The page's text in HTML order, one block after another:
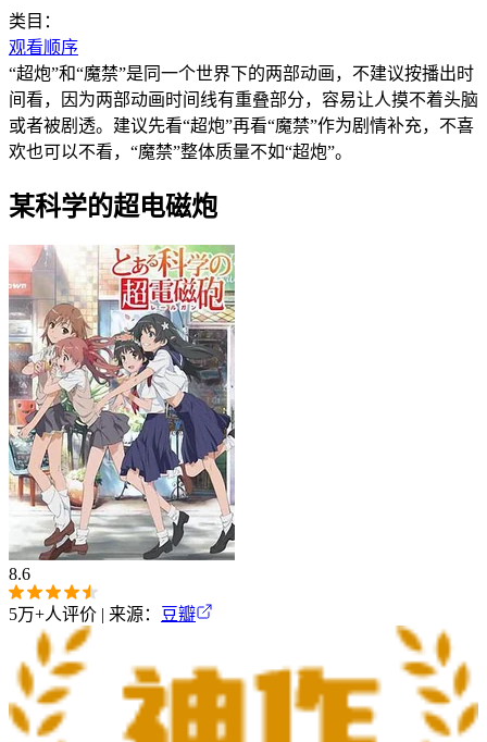
类目：
观看顺序
“超炮”和“魔禁”是同一个世界下的两部动画，不建议按播出时
间看，因为两部动画时间线有重叠部分，容易让人摸不着头脑
或者被剧透。建议先看“超炮”再看“魔禁”作为剧情补充，不喜
欢也可以不看，“魔禁”整体质量不如“超炮”。
某科学的超电磁炮
8.6
5万+人评价 | 来源： 豆瓣